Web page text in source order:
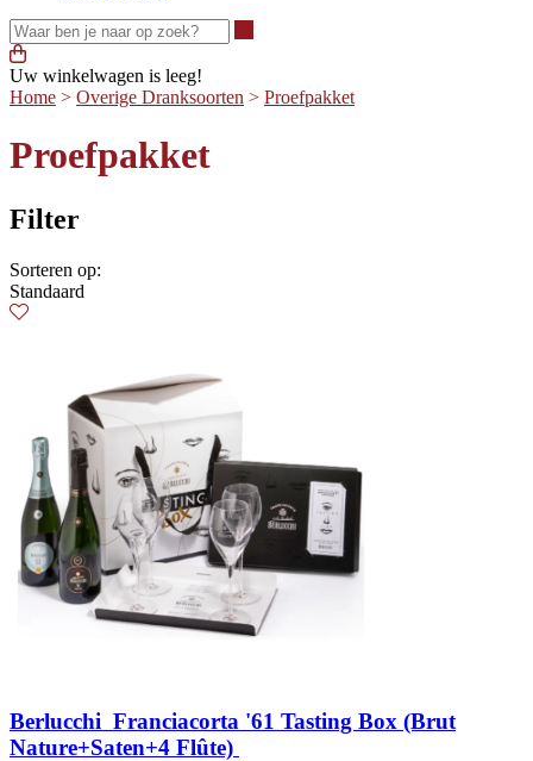
Uw winkelwagen is leeg!
Home > Overige Dranksoorten > Proefpakket
Proefpakket
Filter
Sorteren op:
Standaard
Berlucchi Franciacorta '61 Tasting Box (Brut
Nature+Saten+4 Flûte)